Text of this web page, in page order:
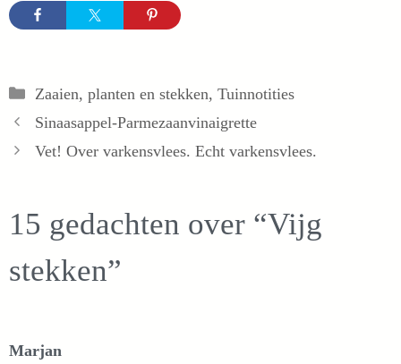
Categorieën
Zaaien, planten en stekken, Tuinnotities
Sinaasappel-Parmezaanvinaigrette
Vet! Over varkensvlees. Echt varkensvlees.
15 gedachten over “Vijg
stekken”
Marjan